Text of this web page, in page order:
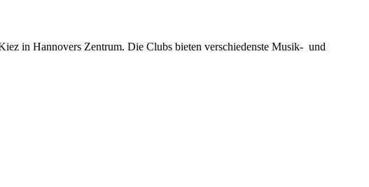
in Hannovers Zentrum. Die Clubs bieten verschiedenste Musik- und